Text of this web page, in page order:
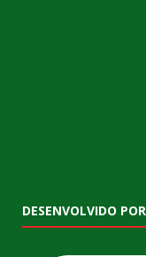
DESENVOLVIDO